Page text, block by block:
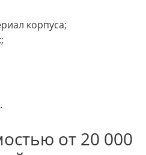
корпуса;
от 20 000